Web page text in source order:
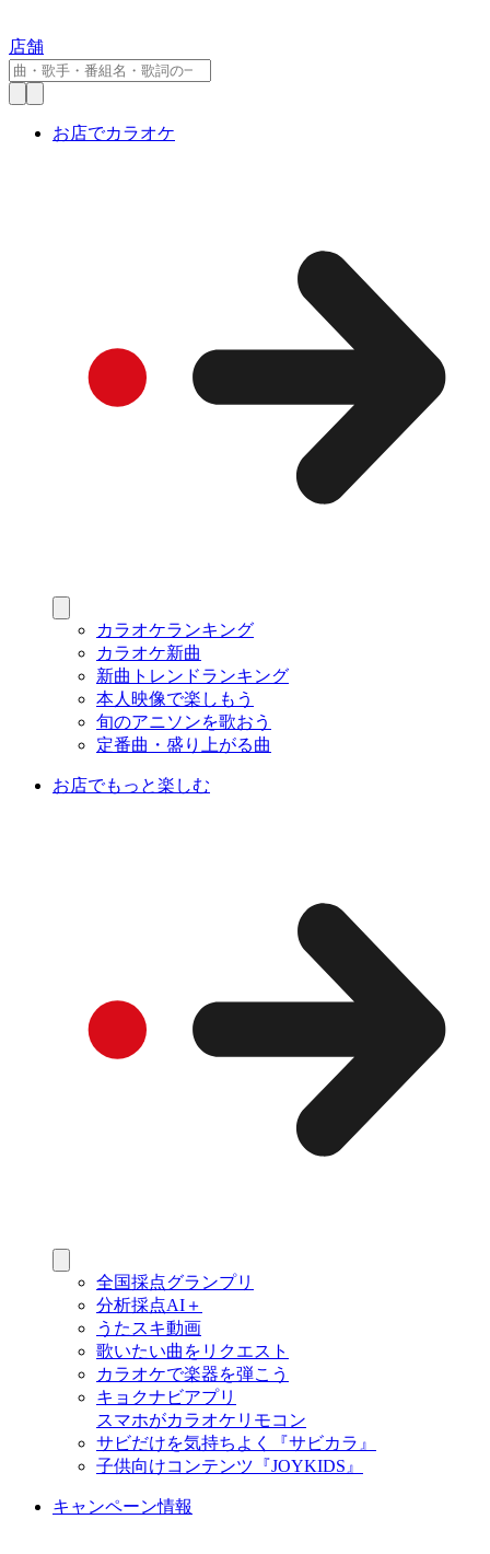
店舗
お店でカラオケ
カラオケランキング
カラオケ新曲
新曲トレンドランキング
本人映像で楽しもう
旬のアニソンを歌おう
定番曲・盛り上がる曲
お店でもっと楽しむ
全国採点グランプリ
分析採点AI＋
うたスキ動画
歌いたい曲をリクエスト
カラオケで楽器を弾こう
キョクナビアプリ
スマホがカラオケリモコン
サビだけを気持ちよく『サビカラ』
子供向けコンテンツ『JOYKIDS』
キャンペーン情報